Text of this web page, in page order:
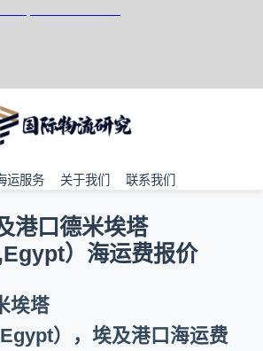
运服务 关于我们 联系我们
港口德米埃塔
）海运费报价
埃塔
），埃及港口海运费